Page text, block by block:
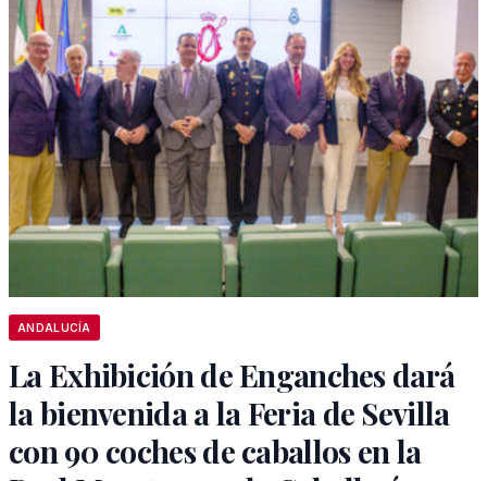
ANDALUCÍA
La Exhibición de Enganches dará
la bienvenida a la Feria de Sevilla
con 90 coches de caballos en la